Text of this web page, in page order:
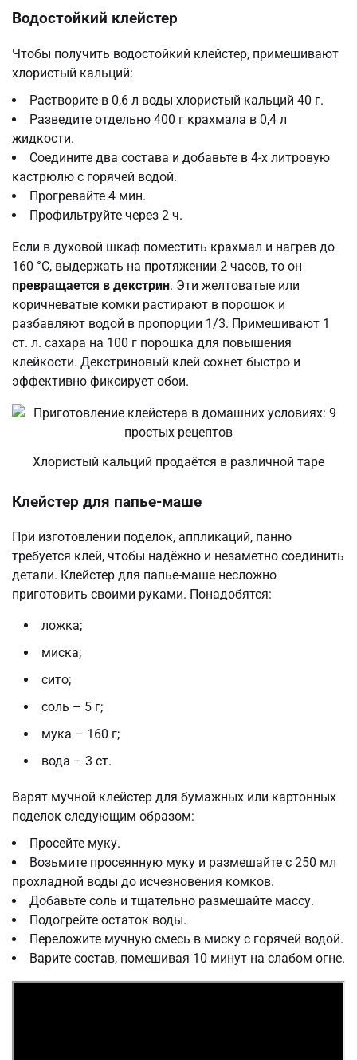
Водостойкий клейстер
Чтобы получить водостойкий клейстер, примешивают
хлористый кальций:
Растворите в 0,6 л воды хлористый кальций 40 г.
Разведите отдельно 400 г крахмала в 0,4 л
жидкости.
Соедините два состава и добавьте в 4-х литровую
кастрюлю с горячей водой.
Прогревайте 4 мин.
Профильтруйте через 2 ч.
Если в духовой шкаф поместить крахмал и нагрев до
160 °С, выдержать на протяжении 2 часов, то он
превращается в декстрин. Эти желтоватые или
коричневатые комки растирают в порошок и
разбавляют водой в пропорции 1/3. Примешивают 1
ст. л. сахара на 100 г порошка для повышения
клейкости. Декстриновый клей сохнет быстро и
эффективно фиксирует обои.
Хлористый кальций продаётся в различной таре
Клейстер для папье-маше
При изготовлении поделок, аппликаций, панно
требуется клей, чтобы надёжно и незаметно соединить
детали. Клейстер для папье-маше несложно
приготовить своими руками. Понадобятся:
ложка;
миска;
сито;
соль – 5 г;
мука – 160 г;
вода – 3 ст.
Варят мучной клейстер для бумажных или картонных
поделок следующим образом:
Просейте муку.
Возьмите просеянную муку и размешайте с 250 мл
прохладной воды до исчезновения комков.
Добавьте соль и тщательно размешайте массу.
Подогрейте остаток воды.
Переложите мучную смесь в миску с горячей водой.
Варите состав, помешивая 10 минут на слабом огне.